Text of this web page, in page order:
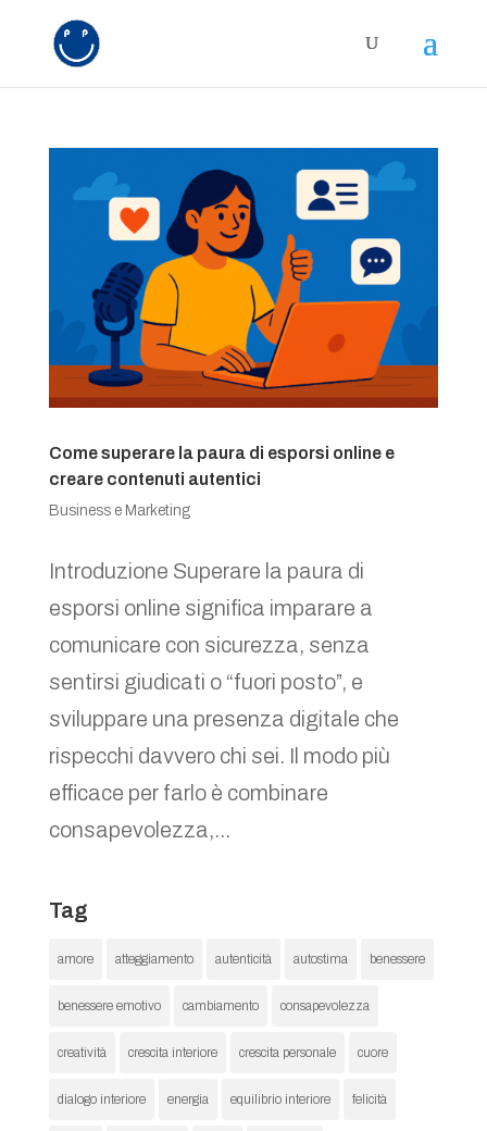
Come superare la paura di esporsi online e
creare contenuti autentici
Business e Marketing
Introduzione Superare la paura di
esporsi online significa imparare a
comunicare con sicurezza, senza
sentirsi giudicati o “fuori posto”, e
sviluppare una presenza digitale che
rispecchi davvero chi sei. Il modo più
efficace per farlo è combinare
consapevolezza,...
Tag
amore atteggiamento autenticità autostima benessere
benessere emotivo cambiamento consapevolezza
creatività crescita interiore crescita personale cuore
dialogo interiore energia equilibrio interiore felicità